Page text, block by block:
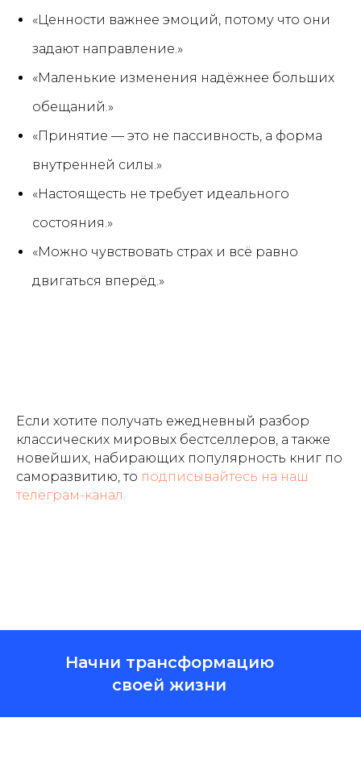
«Ценности важнее эмоций, потому что они
задают направление.»
«Маленькие изменения надёжнее больших
обещаний.»
«Принятие — это не пассивность, а форма
внутренней силы.»
«Настоящесть не требует идеального
состояния.»
«Можно чувствовать страх и всё равно
двигаться вперёд.»
Если хотите получать ежедневный разбор
классических мировых бестселлеров, а также
новейших, набирающих популярность книг по
саморазвитию, то подписывайтесь на наш
телеграм-канал.
Начни трансформацию
своей жизни